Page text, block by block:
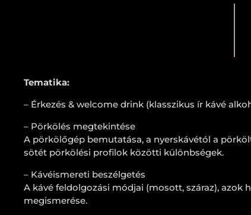
Tematika:
– Érkezés & welcome drink (klasszikus ír kávé
– Pörkölés megtekintése
A pörkölőgép bemutatása, a nyerskávétól a
sötét pörkölési profilok közötti különbségek.
– Kávéismereti beszélgetés
A kávé feldolgozási módjai (mosott, száraz), azok
megismerése.